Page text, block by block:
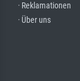
· Reklamationen
· Über uns